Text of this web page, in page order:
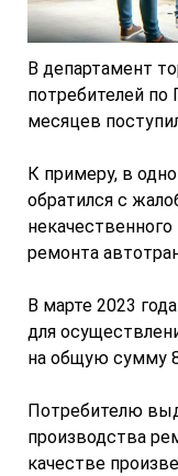
В департамент
потребителей по
месяцев
К примеру, в
обратился с
ремонта
В марте 2023
для
на общую сумму
Потребителю
производства
качестве